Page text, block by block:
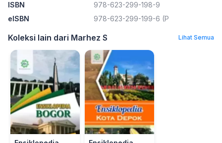
ISBN
978-623-299-198-9
eISBN
978-623-299-199-6 (P
Koleksi lain dari Marhez S Lihat Semua